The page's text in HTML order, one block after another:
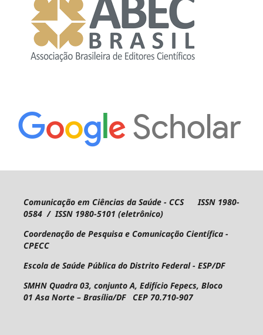
Comunicação em Ciências da Saúde - CCS ISSN 1980-
0584 / ISSN 1980-5101 (eletrônico)
Coordenação de Pesquisa e Comunicação Científica -
CPECC
Escola de Saúde Pública do Distrito Federal - ESP/DF
SMHN Quadra 03, conjunto A, Edifício Fepecs, Bloco
01 Asa Norte – Brasília/DF CEP 70.710-907